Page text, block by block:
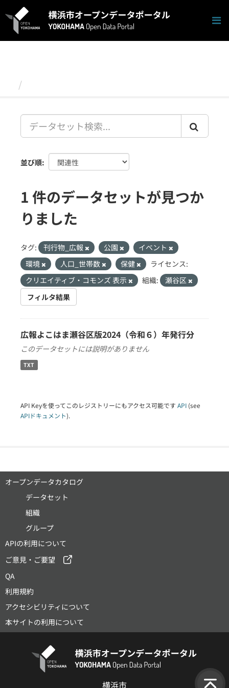
キ
並び順
1 件のデータセットが見つか
りました
タグ: 刊行物_広報 公園
イベント
環境
人口_世帯数 保健
ライセンス:
クリエイティブ・コモンズ 表示
組織:
瀬谷区
フィルタ結果
広報よこはま瀬谷区版2024（令和６）年発行分
このデータセットには説明がありません
TXT
API Keyを使ってこのレジストリーにもアクセス可能です API (see
APIドキュメント).
オープンデータカタログ
データセット
組織
グループ
APIの利用について
ご意見・ご要望
QA
利用規約
アクセシビリティについて
本サイトの利用について
横浜市